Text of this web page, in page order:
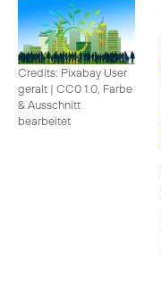
Credits: Pixabay User
geralt | CC0 1.0, Farbe
& Ausschnitt
bearbeitet